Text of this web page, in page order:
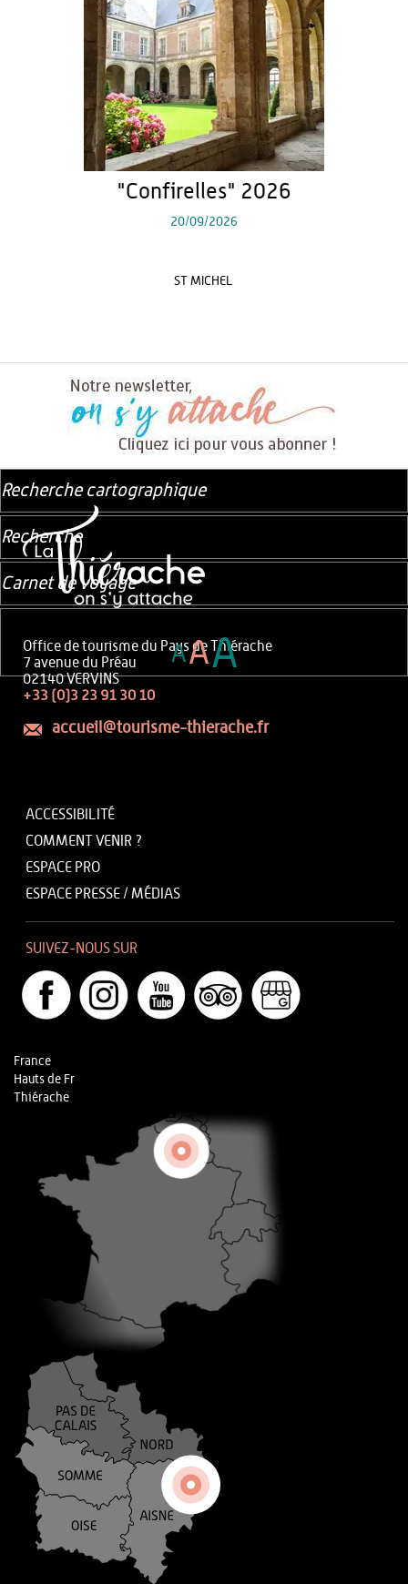
"Confirelles" 2026
20/09/2026
ST MICHEL
Office de tourisme du Pays de Thiérache
7 avenue du Préau
02140 VERVINS
+33 (0)3 23 91 30 10
accueil@tourisme-thierache.fr
ACCESSIBILITÉ
COMMENT VENIR ?
ESPACE PRO
ESPACE PRESSE / MÉDIAS
SUIVEZ-NOUS SUR
France
Hauts de Fr
Thiérache
Recherche cartographique
Recherche
Carnet de voyage
AAA